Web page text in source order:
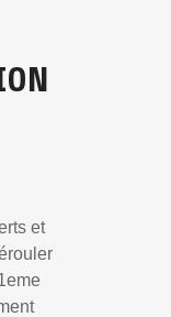
et